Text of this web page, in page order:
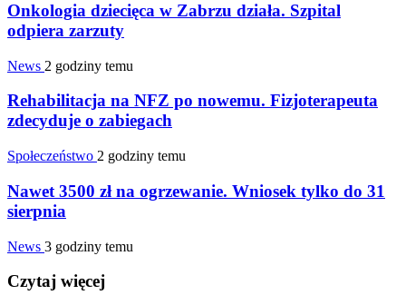
Onkologia dziecięca w Zabrzu działa. Szpital
odpiera zarzuty
News 2 godziny temu
Rehabilitacja na NFZ po nowemu. Fizjoterapeuta
zdecyduje o zabiegach
Społeczeństwo 2 godziny temu
Nawet 3500 zł na ogrzewanie. Wniosek tylko do 31
sierpnia
News 3 godziny temu
Czytaj więcej